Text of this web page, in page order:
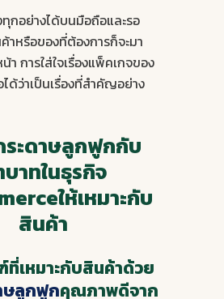
กอย่างได้บนมือถือและรอ
าหรือของที่ต้องการก็จะมา
า การใส่ใจเรื่องแพ็คเกจของ
ด้ว่าเป็นเรื่องที่สำคัญอย่าง
ะดาษลูกฟูกกับ
าทในธุรกิจ
ให้เหมาะกับ
สินค้า
เหมาะกับสินค้าด้วย
ษลูกฟูกคุณภาพดีจาก